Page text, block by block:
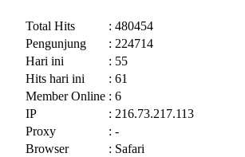
Total Hits
: 480454
Pengunjung
: 224714
Hari ini
: 55
Hits hari ini
: 61
Member Online : 6
IP
: 216.73.217.113
Proxy
: -
Browser
: Safari